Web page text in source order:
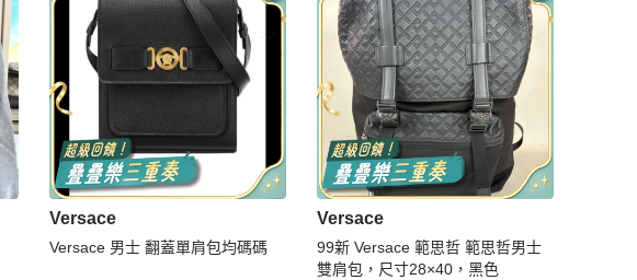
Versace
Versace 男士 翻蓋單肩包均碼碼
Versace
99新 Versace 範思哲 範思哲男士
雙肩包，尺寸28×40，黑色